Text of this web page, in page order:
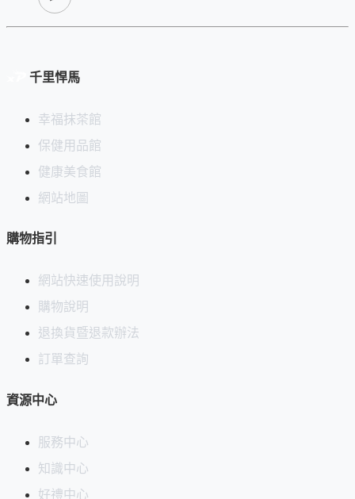
千里悍馬
幸福抹茶館
保健用品館
健康美食館
網站地圖
購物指引
網站快速使用說明
購物說明
退換貨暨退款辦法
訂單查詢
資源中心
服務中心
知識中心
好禮中心